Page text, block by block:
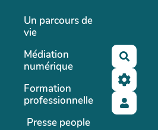
Un parcours de
vie
Médiation
numérique
Formation
professionnelle
Presse people